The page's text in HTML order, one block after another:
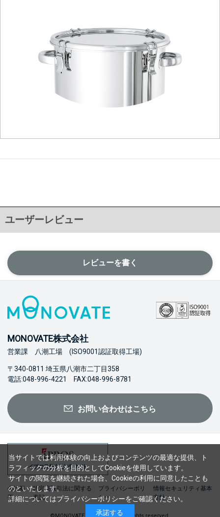
ユーザーレビュー
レビューを書く
MONOVATE株式会社
営業課 八潮工場 (ISO9001認証取得工場)
〒340-0811 埼玉県八潮市二丁目358
電話:048-996-4221 FAX:048-996-8781
お問い合わせはこちら
会社概
要
特定商取引法に関する
表記
プライバシーポリ
シー
情報セキュリティ基本
方針
©MONOVATE Co., Ltd. 2023 All rights reserved.
当サイトでは利用体験の向上およびコンテンツの最適な提供、ト
ラフィックの分析を目的としてCookieを使用しています。
サイトの閲覧を継続された場合、Cookieの利用に同意したことも
のといたします。
詳細についてはプライバシーポリシーをご確認ください。
承諾する